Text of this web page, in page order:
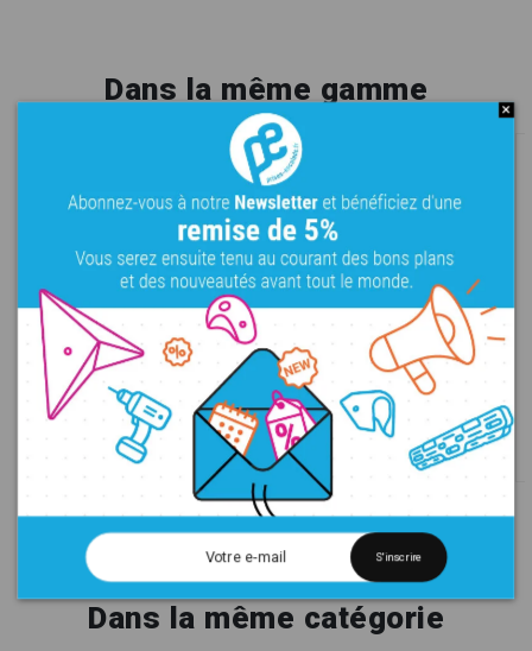
Dans la même gamme
E-Series - Cube 8
XXXL Plats Fibre de verre
E-Series - Cube 9
XXXL Plats Fibre de verre
334,00 €
Dans la même catégorie
S'inscrire